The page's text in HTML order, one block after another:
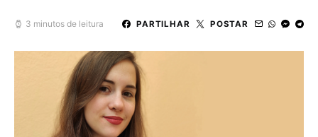
3 minutos de leitura PARTILHAR POSTAR